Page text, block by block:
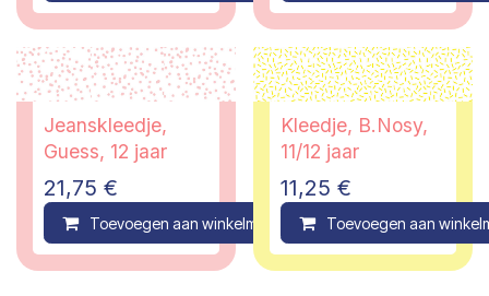
Jeanskleedje,
Guess, 12 jaar
21,75 €
Toevoegen aan winkelmandje Compare
Kleedje, B.Nosy,
11/12 jaar
11,25 €
Toevoegen aan